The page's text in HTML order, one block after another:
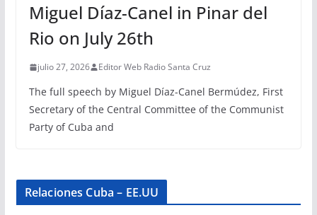
Miguel Díaz-Canel in Pinar del
Rio on July 26th
julio 27, 2026 Editor Web Radio Santa Cruz
The full speech by Miguel Díaz-Canel Bermúdez, First
Secretary of the Central Committee of the Communist
Party of Cuba and
Relaciones Cuba – EE.UU